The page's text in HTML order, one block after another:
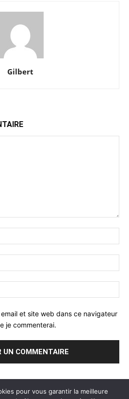
Gilbert
et site web dans ce navigateur
je commenterai.
pour vous garantir la meilleure